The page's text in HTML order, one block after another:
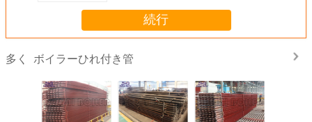
続行
多く ボイラーひれ付き管